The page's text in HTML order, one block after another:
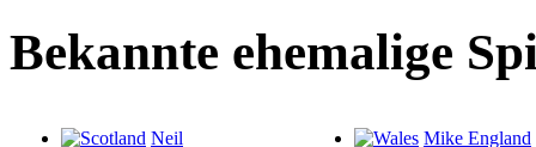
Bekannte ehemalige
Neil
Mike England